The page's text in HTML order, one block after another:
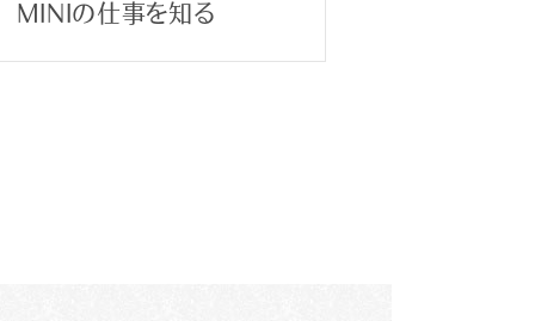
MINIの仕事を知る